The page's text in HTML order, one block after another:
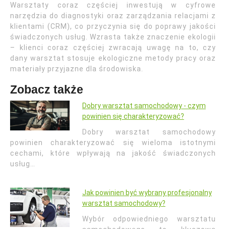
Warsztaty coraz częściej inwestują w cyfrowe
narzędzia do diagnostyki oraz zarządzania relacjami z
klientami (CRM), co przyczynia się do poprawy jakości
świadczonych usług. Wzrasta także znaczenie ekologii
– klienci coraz częściej zwracają uwagę na to, czy
dany warsztat stosuje ekologiczne metody pracy oraz
materiały przyjazne dla środowiska.
Zobacz także
Dobry warsztat samochodowy - czym
powinien się charakteryzować?
Dobry warsztat samochodowy
powinien charakteryzować się wieloma istotnymi
cechami, które wpływają na jakość świadczonych
usług…
Jak powinien być wybrany profesjonalny
warsztat samochodowy?
Wybór odpowiedniego warsztatu